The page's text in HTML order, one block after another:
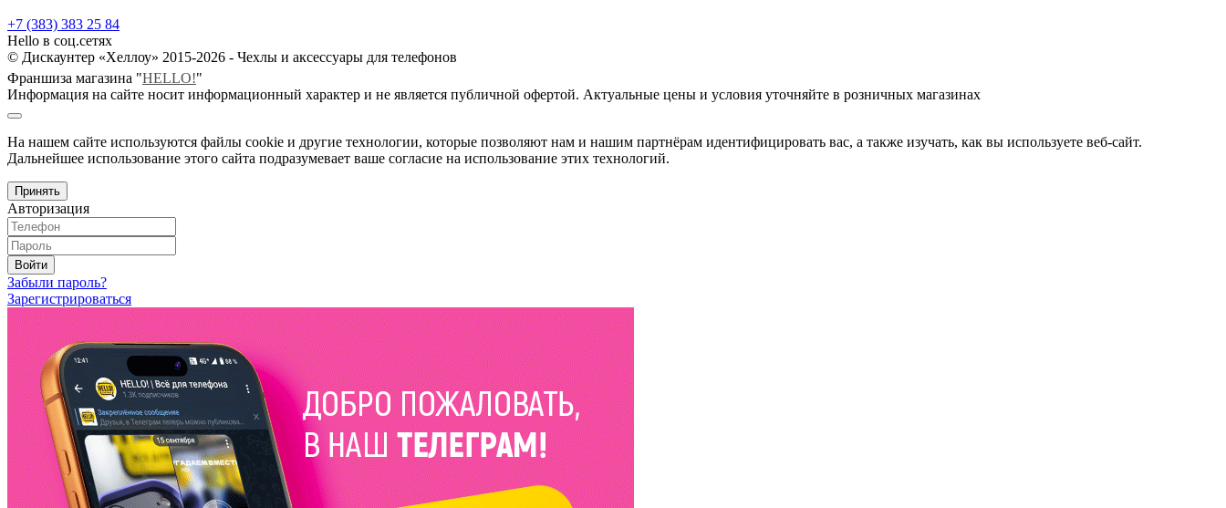
+7 (383) 383 25 84
Hello в соц.сетях
© Дискаунтер «Хеллоу» 2015-2026 - Чехлы и аксессуары для телефонов
Франшиза магазина "HELLO!"
Информация на сайте носит информационный характер и не является публичной офертой. Актуальные цены и условия уточняйте в розничных магазинах
На нашем сайте используются файлы cookie и другие технологии, которые позволяют нам и нашим партнёрам идентифицировать вас, а также изучать, как вы используете веб-сайт.
Дальнейшее использование этого сайта подразумевает ваше согласие на использование этих технологий.
Принять
Авторизация
Войти
Забыли пароль?
Зарегистрироваться